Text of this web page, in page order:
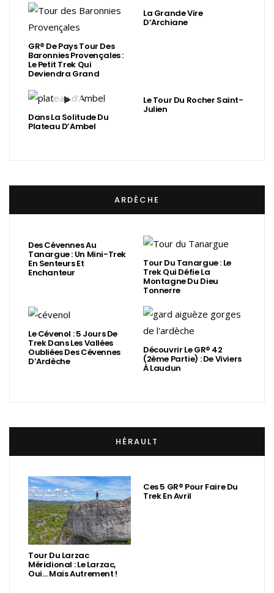
GR® De Pays Tour Des
Baronnies Provençales :
Le Petit Trek Qui
Deviendra Grand
La Grande Vire
D’Archiane
Dans La Solitude Du
Plateau D’Ambel
Le Tour Du Rocher Saint-
Julien
ARDÈCHE
Des Cévennes Au
Tanargue : Un Mini-Trek
En Senteurs Et
Enchanteur
Tour Du Tanargue : Le
Trek Qui Défie La
Montagne Du Dieu
Tonnerre
Le Cévenol : 5 Jours De
Trek Dans Les Vallées
Oubliées Des Cévennes
D’Ardèche
Découvrir Le GR® 42
(2ème Partie) : De Viviers
À Laudun
HÉRAULT
Tour Du Larzac
Méridional : Le Larzac,
Oui… Mais Autrement !
Ces 5 GR® Pour Faire Du
Trek En Avril